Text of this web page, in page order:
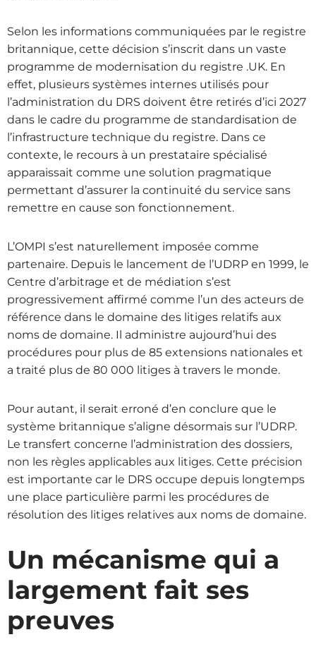
Selon les informations communiquées par le registre
britannique, cette décision s’inscrit dans un vaste
programme de modernisation du registre .UK. En
effet, plusieurs systèmes internes utilisés pour
l’administration du DRS doivent être retirés d’ici 2027
dans le cadre du programme de standardisation de
l’infrastructure technique du registre. Dans ce
contexte, le recours à un prestataire spécialisé
apparaissait comme une solution pragmatique
permettant d’assurer la continuité du service sans
remettre en cause son fonctionnement.
L’OMPI s’est naturellement imposée comme
partenaire. Depuis le lancement de l’UDRP en 1999, le
Centre d’arbitrage et de médiation s’est
progressivement affirmé comme l’un des acteurs de
référence dans le domaine des litiges relatifs aux
noms de domaine. Il administre aujourd’hui des
procédures pour plus de 85 extensions nationales et
a traité plus de 80 000 litiges à travers le monde.
Pour autant, il serait erroné d’en conclure que le
système britannique s’aligne désormais sur l’UDRP.
Le transfert concerne l’administration des dossiers,
non les règles applicables aux litiges. Cette précision
est importante car le DRS occupe depuis longtemps
une place particulière parmi les procédures de
résolution des litiges relatives aux noms de domaine.
Un mécanisme qui a
largement fait ses
preuves